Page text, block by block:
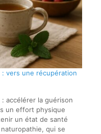
vers une récupération
accélérer la guérison
un effort physique
un état de santé
qui se